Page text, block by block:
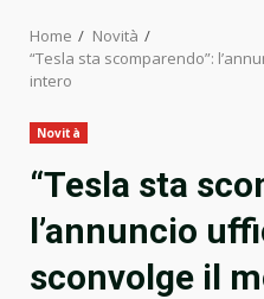
Home
Novità
“Tesla sta scomparendo”:
intero
Novità
“Tesla sta
l’annuncio
sconvolge il